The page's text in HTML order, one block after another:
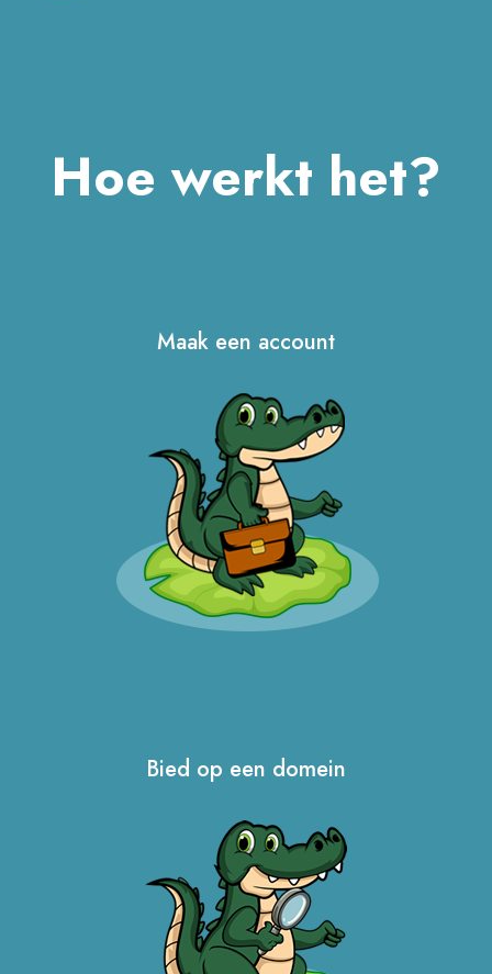
Hoe werkt het?
Maak een account
Bied op een domein